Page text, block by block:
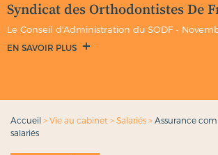
Syndicat des Orthodontistes De
Le Conseil d'Administration du SODF -
EN SAVOIR PLUS
Accueil > Vie au cabinet > Salariés > Assurance
salariés